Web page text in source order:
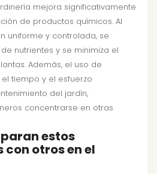
mejora significativamente
de productos químicos. Al
uniforme y controlada, se
nutrientes y se minimiza el
Además, el uso de
tiempo y el esfuerzo
del jardín,
concentrarse en otras
estos
otros en el